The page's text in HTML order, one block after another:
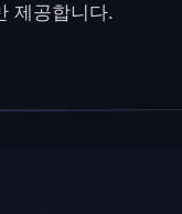
제공합니다.